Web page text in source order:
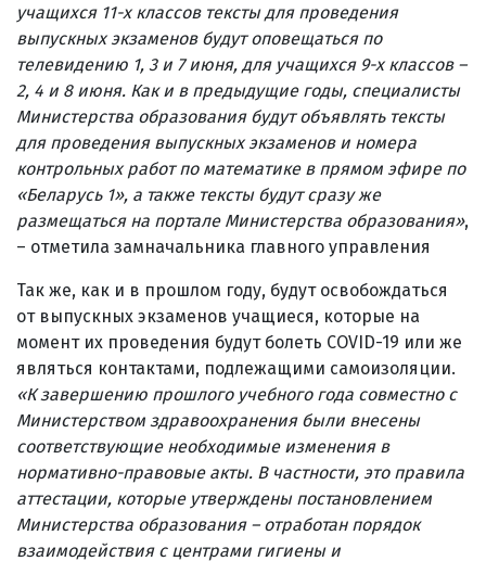
учащихся 11-х классов тексты для проведения
выпускных экзаменов будут оповещаться по
телевидению 1, 3 и 7 июня, для учащихся 9-х классов –
2, 4 и 8 июня. Как и в предыдущие годы, специалисты
Министерства образования будут объявлять тексты
для проведения выпускных экзаменов и номера
контрольных работ по математике в прямом эфире по
«Беларусь 1», а также тексты будут сразу же
размещаться на портале Министерства образования»,
– отметила замначальника главного управления
Так же, как и в прошлом году, будут освобождаться
от выпускных экзаменов учащиеся, которые на
момент их проведения будут болеть COVID-19 или же
являться контактами, подлежащими самоизоляции.
«К завершению прошлого учебного года совместно с
Министерством здравоохранения были внесены
соответствующие необходимые изменения в
нормативно-правовые акты. В частности, это правила
аттестации, которые утверждены постановлением
Министерства образования – отработан порядок
взаимодействия с центрами гигиены и